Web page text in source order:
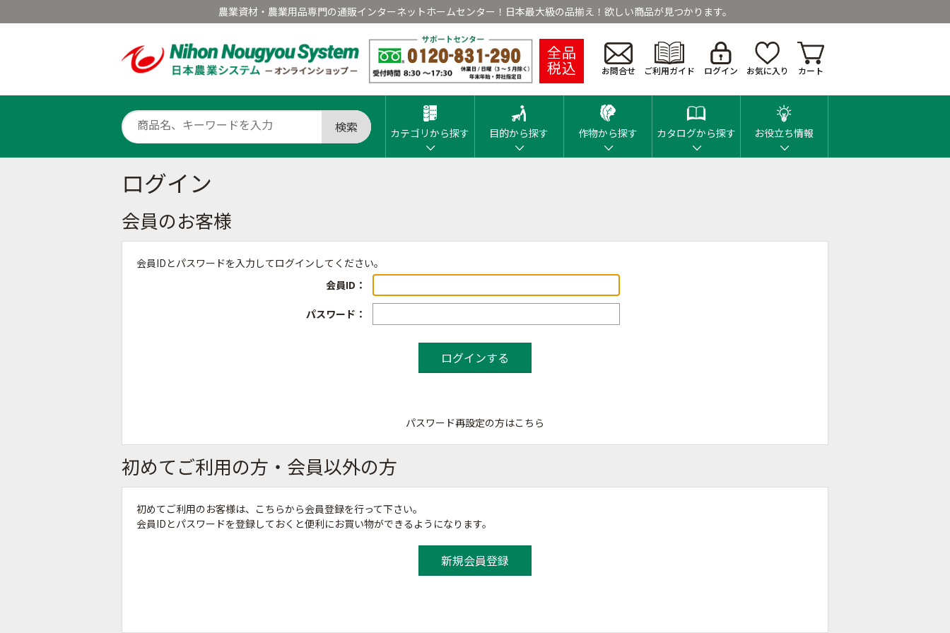
農業資材・農業用品専門の通販インターネットホームセンター！日本最大級の品揃え！欲しい商品が見つかります。
全品
税込 お問合せ ご利用ガイド ログイン お気に入り カート
検索 カテゴリから探す 目的から探す 作物から探す カタログから探す お役立ち情報
ログイン
会員のお客様
会員IDとパスワードを入力してログインしてください。
会員ID：
パスワード：
パスワード再設定の方はこちら
初めてご利用の方・会員以外の方
初めてご利用のお客様は、こちらから会員登録を行って下さい。
会員IDとパスワードを登録しておくと便利にお買い物ができるようになります。